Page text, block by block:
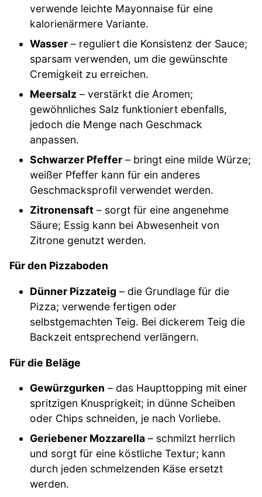
verwende leichte Mayonnaise für eine
kalorienärmere Variante.
Wasser – reguliert die Konsistenz der Sauce;
sparsam verwenden, um die gewünschte
Cremigkeit zu erreichen.
Meersalz – verstärkt die Aromen;
gewöhnliches Salz funktioniert ebenfalls,
jedoch die Menge nach Geschmack
anpassen.
Schwarzer Pfeffer – bringt eine milde Würze;
weißer Pfeffer kann für ein anderes
Geschmacksprofil verwendet werden.
Zitronensaft – sorgt für eine angenehme
Säure; Essig kann bei Abwesenheit von
Zitrone genutzt werden.
Für den Pizzaboden
Dünner Pizzateig – die Grundlage für die
Pizza; verwende fertigen oder
selbstgemachten Teig. Bei dickerem Teig die
Backzeit entsprechend verlängern.
Für die Beläge
Gewürzgurken – das Haupttopping mit einer
spritzigen Knusprigkeit; in dünne Scheiben
oder Chips schneiden, je nach Vorliebe.
Geriebener Mozzarella – schmilzt herrlich
und sorgt für eine köstliche Textur; kann
durch jeden schmelzenden Käse ersetzt
werden.